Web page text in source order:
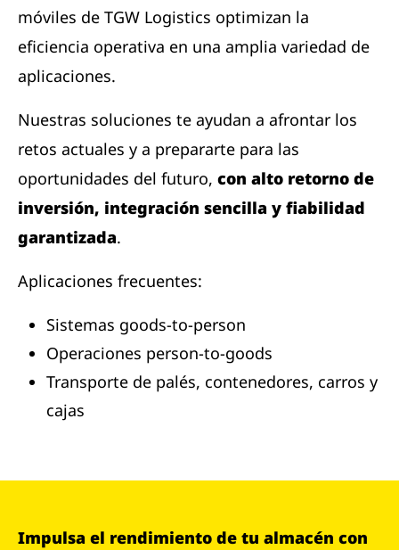
móviles de TGW Logistics optimizan la
eficiencia operativa en una amplia variedad de
aplicaciones.
Nuestras soluciones te ayudan a afrontar los
retos actuales y a prepararte para las
oportunidades del futuro, con alto retorno de
inversión, integración sencilla y fiabilidad
garantizada.
Aplicaciones frecuentes:
Sistemas goods-to-person
Operaciones person-to-goods
Transporte de palés, contenedores, carros y
cajas
Impulsa el rendimiento de tu almacén con